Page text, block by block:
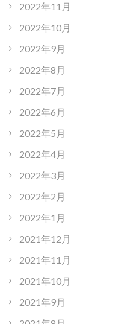
2022年11月
2022年10月
2022年9月
2022年8月
2022年7月
2022年6月
2022年5月
2022年4月
2022年3月
2022年2月
2022年1月
2021年12月
2021年11月
2021年10月
2021年9月